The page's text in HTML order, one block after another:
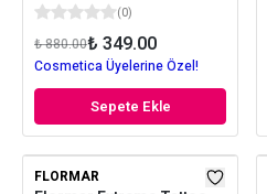
(0)
₺ 880.00₺ 349.00
Cosmetica Üyelerine Özel!
Sepete Ekle
FLORMAR